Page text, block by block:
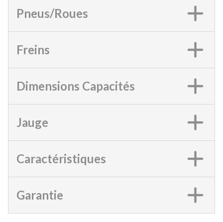
Pneus/Roues
Freins
Dimensions Capacités
Jauge
Caractéristiques
Garantie